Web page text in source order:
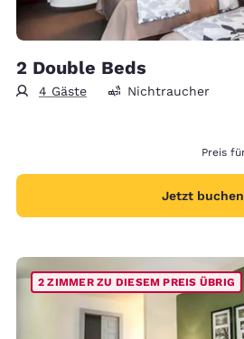
2 Double Beds
4 Gäste Nichtraucher
Preis
Jetzt buchen
2 ZIMMER ZU DIESEM PREIS ÜBRIG